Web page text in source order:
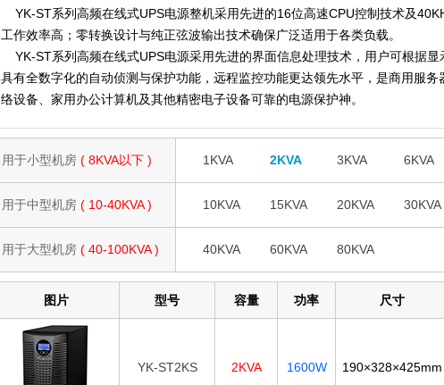
YK-ST系列高频在线式UPS电源整机采用先进的16位高速CPU控制技术及
工作效率高；零转换设计与纯正弦波输出技术确保广泛适用于各类负载。
YK-ST系列高频在线式UPS电源采用先进的界面信息处理技术，用户可根据显
具有全数字化的自动侦测与保护功能，远程监控功能更达领先水平，是商用服
络设备、家用办公计算机及其他精密电子设备可靠的电源保护神。
用于小型机房 ( 8KVA以下 ) 1KVA 2KVA 3KVA 6KVA
用于中型机房 ( 10-40KVA ) 10KVA 15KVA 20KVA 30KVA
用于大型机房 ( 40-100KVA ) 40KVA 60KVA 80KVA
图片 型号 容量 功率 尺寸
YK-ST2KS 2KVA 1600W 190×328×425mm